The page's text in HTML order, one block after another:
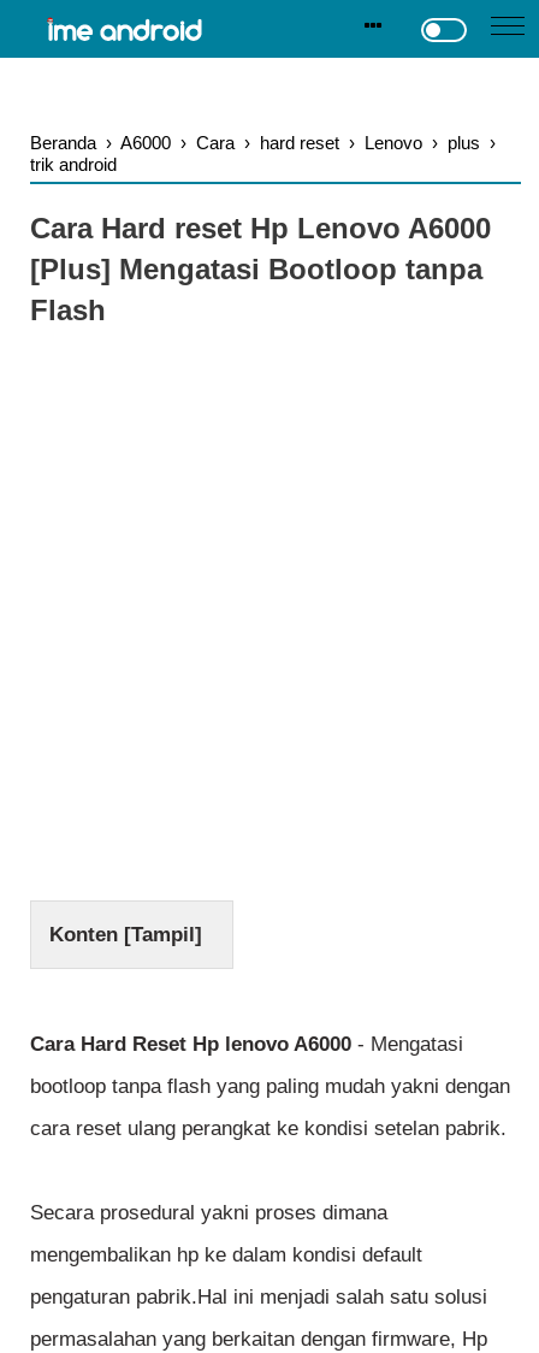
Beranda › A6000 › Cara › hard reset › Lenovo › plus ›
trik android
Cara Hard reset Hp Lenovo A6000
[Plus] Mengatasi Bootloop tanpa
Flash
Konten [Tampil]
Cara Hard Reset Hp lenovo A6000 - Mengatasi
bootloop tanpa flash yang paling mudah yakni dengan
cara reset ulang perangkat ke kondisi setelan pabrik.
Secara prosedural yakni proses dimana
mengembalikan hp ke dalam kondisi default
pengaturan pabrik.Hal ini menjadi salah satu solusi
permasalahan yang berkaitan dengan firmware, Hp